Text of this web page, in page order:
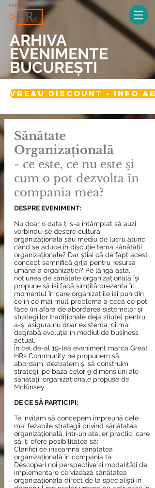
ARHIVA
EVENIMENTE
BUCUREȘTI
vreau discount - info
Sănătate
Organizațională
- ce este, ce nu este și
cum o pot dezvolta în
compania mea?
DESPRE EVENIMENT:
Nu doar o data ți s-a întâmplat să auzi
vorbindu-se despre cultura
organizațională sau mediu de lucru atunci
când se aduce în discuție tema sănătății
organizaționale? Dar știai că de fapt acest
concept semnifică grija pentru resursa
umana a organizației? Pe lângă asta,
noțiunea de sănătate organizațională își
propune să își facă simțită prezenta în
momentul în care organizațiile își pun din
ce în ce mai mult problema a ceea ce pot
face (în afara de abordarea sistemelor și
strategiilor tradiționale deja știute) pentru
a-și asigura nu doar existenta, ci mai
degrabă evoluția în mediul de business
actual.
În cel de-al 19-lea eveniment marca Great
HRs Community ne propunem să
abordam, dezbatem și să construim
strategii pe baza celor 9 dimensiuni ale
sănătății organizaționale propuse de
McKinsey.
DE CE SĂ PARTICIPI:
Te invităm să concepem împreună cele
mai fezabile strategii privind sănătatea
organizațională, într-un atelier practic, care
să iți ofere posibilitatea să: ​
Clarifici ce înseamnă sănătatea
organizațională în compania ta
Descoperi noi perspective și modalități de
implementare ce vizează sănătatea
organizațională direct de la specialiști în